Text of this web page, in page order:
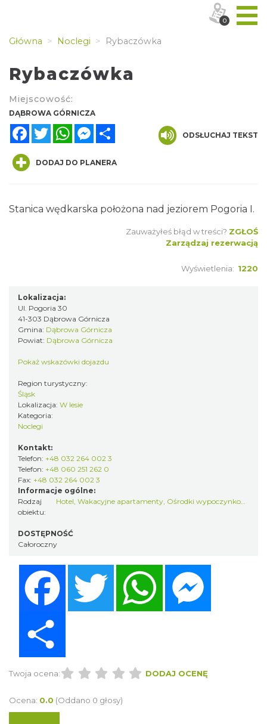
Główna Noclegi Rybaczówka
Rybaczówka
Miejscowość:
DĄBROWA GÓRNICZA
FacebookTwitterWhatsAppMessenger
ODSŁUCHAJ TEKST
DODAJ DO PLANERA
Stanica wędkarska położona nad jeziorem Pogoria I.
Zauważyłeś błąd w treści? ZGŁOŚ
Zarządzaj rezerwacją
Wyświetlenia: 1220
Lokalizacja:
Ul. Pogoria 30
41-303 Dąbrowa Górnicza
Gmina: Dąbrowa Górnicza
Powiat: Dąbrowa Górnicza
Pokaż wskazówki dojazdu
Region turystyczny:
Śląsk
Lokalizacja: W lesie
Kategoria:
Noclegi
Kontakt:
Telefon: +48 032 264 002 3
Telefon: +48 060 251 262 0
Fax: +48 032 264 002 3
Informacje ogólne:
Rodzaj
obiektu:
Hotel,Wakacyjne apartamenty, Ośrodki wypoczynkowe
DOSTĘPNOŚĆ
Całoroczny
Twitter WhatsApp
Twoja ocena: DODAJ OCENĘ
Ocena: 0.0 (Oddano 0 głosy)
0